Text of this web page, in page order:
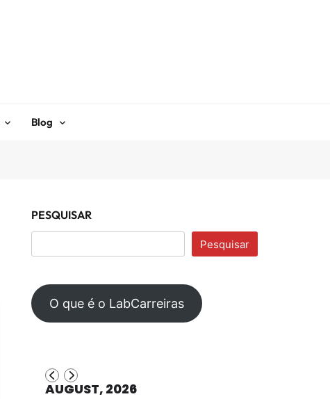
Blog
PESQUISAR
Pesquisar
O que é o LabCarreiras
AUGUST, 2026